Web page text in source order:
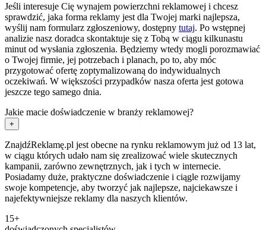
Jeśli interesuje Cię wynajem powierzchni reklamowej i chcesz
sprawdzić, jaka forma reklamy jest dla Twojej marki najlepsza,
wyślij nam formularz zgłoszeniowy, dostępny tutaj. Po wstępnej
analizie nasz doradca skontaktuje się z Tobą w ciągu kilkunastu
minut od wysłania zgłoszenia. Będziemy wtedy mogli porozmawiać
o Twojej firmie, jej potrzebach i planach, po to, aby móc
przygotować ofertę zoptymalizowaną do indywidualnych
oczekiwań. W większości przypadków nasza oferta jest gotowa
jeszcze tego samego dnia.
Jakie macie doświadczenie w branży reklamowej?
+
ZnajdźReklamę.pl jest obecne na rynku reklamowym już od 13 lat,
w ciągu których udało nam się zrealizować wiele skutecznych
kampanii, zarówno zewnętrznych, jak i tych w internecie.
Posiadamy duże, praktyczne doświadczenie i ciągle rozwijamy
swoje kompetencje, aby tworzyć jak najlepsze, najciekawsze i
najefektywniejsze reklamy dla naszych klientów.
15+